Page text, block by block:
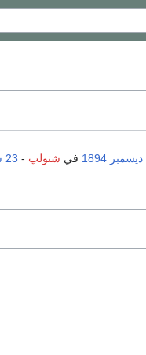
1894 في شتولپ - 23 سبتمبر